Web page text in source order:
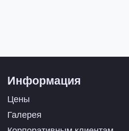
Информация
Цены
Галерея